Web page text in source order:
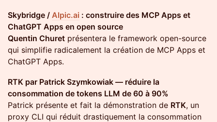
Skybridge / Alpic.ai : construire des MCP Apps et
ChatGPT Apps en open source
Quentin Churet présentera le framework open-source
qui simplifie radicalement la création de MCP Apps et
ChatGPT Apps.
RTK par Patrick Szymkowiak — réduire la
consommation de tokens LLM de 60 à 90%
Patrick présente et fait la démonstration de RTK, un
proxy CLI qui réduit drastiquement la consommation